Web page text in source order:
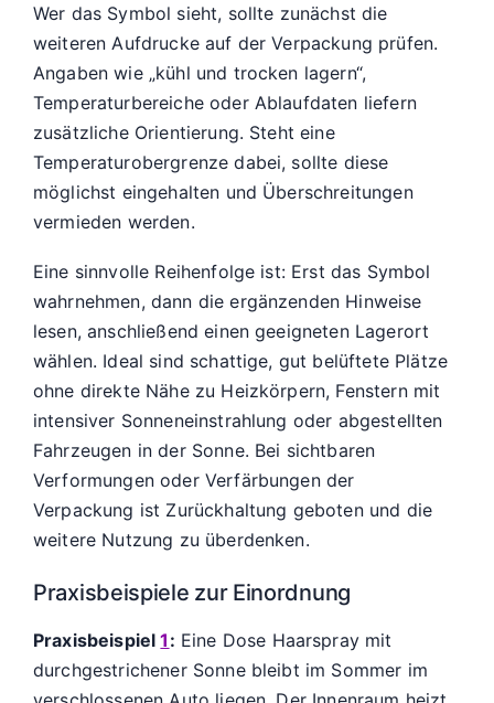
Wer das Symbol sieht, sollte zunächst die
weiteren Aufdrucke auf der Verpackung prüfen.
Angaben wie „kühl und trocken lagern“,
Temperaturbereiche oder Ablaufdaten liefern
zusätzliche Orientierung. Steht eine
Temperaturobergrenze dabei, sollte diese
möglichst eingehalten und Überschreitungen
vermieden werden.
Eine sinnvolle Reihenfolge ist: Erst das Symbol
wahrnehmen, dann die ergänzenden Hinweise
lesen, anschließend einen geeigneten Lagerort
wählen. Ideal sind schattige, gut belüftete Plätze
ohne direkte Nähe zu Heizkörpern, Fenstern mit
intensiver Sonneneinstrahlung oder abgestellten
Fahrzeugen in der Sonne. Bei sichtbaren
Verformungen oder Verfärbungen der
Verpackung ist Zurückhaltung geboten und die
weitere Nutzung zu überdenken.
Praxisbeispiele zur Einordnung
Praxisbeispiel1 : Eine Dose Haarspray mit
durchgestrichener Sonne bleibt im Sommer im